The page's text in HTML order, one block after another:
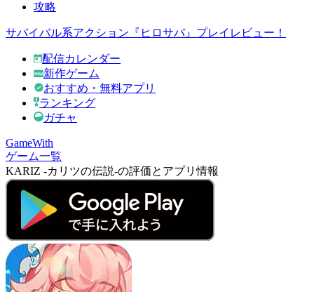
攻略
サバイバル系アクション『ヒロサバ』プレイレビュー！
配信カレンダー
新作ゲーム
おすすめ・無料アプリ
ランキング
ガチャ
GameWith
ゲーム一覧
KARIZ -カリツの伝説-の評価とアプリ情報